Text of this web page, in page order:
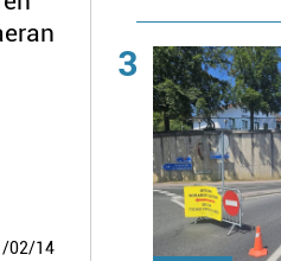
/02/14
3